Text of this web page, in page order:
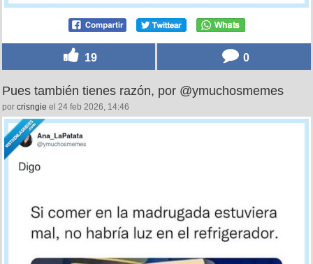
19 0
Pues también tienes razón, por @ymuchosmemes
por crisngie el 24 feb 2026, 14:46